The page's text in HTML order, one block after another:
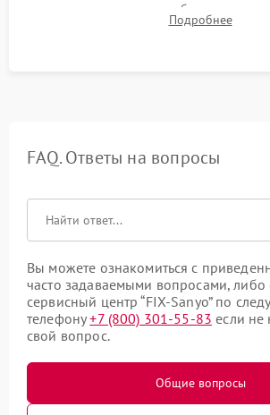
компрессора, отсутствия обмерзания
срабатывания системыПодробнее
FAQ. Ответы на вопросы
Вы можете ознакомиться с
часто задаваемыми вопросами, либо
сервисный центр “FIX-Sanyo” по
телефону+7 (800) 301-55-83 если не
свой вопрос.
Общие вопросы